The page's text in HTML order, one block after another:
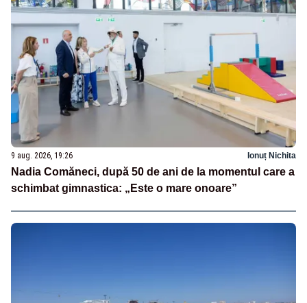
9 aug. 2026, 19:26 Ionuț Nichita
Nadia Comăneci, după 50 de ani de la momentul care a
schimbat gimnastica: „Este o mare onoare”